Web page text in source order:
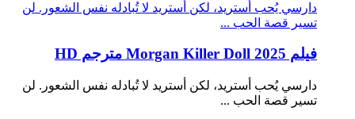
دارسي يُحب أستريد، لكن أستريد لا تُبادله نفس الشعور. لن
تسير قصة الحب ...
فيلم Morgan Killer Doll 2025 مترجم HD
دارسي يُحب أستريد، لكن أستريد لا تُبادله نفس الشعور. لن
تسير قصة الحب ...